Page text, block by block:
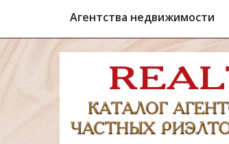
Агентства недвижимости